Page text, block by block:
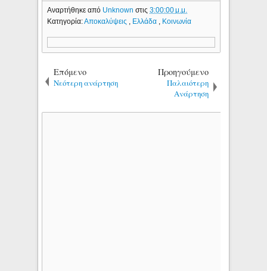
Αναρτήθηκε από Unknownστις3:00:00 μ.μ.
Κατηγορία:Αποκαλύψεις Ελλάδα Κοινωνία
Επόμενο
Νεότερη ανάρτηση
Προηγούμενο
Παλαιότερη
Ανάρτηση